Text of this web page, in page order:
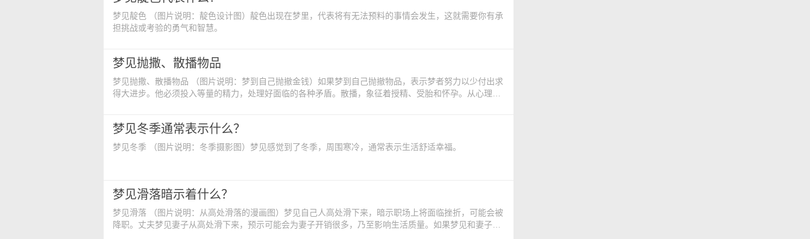
梦见靛色 （图片说明：靛色设计图）靛色出现在梦里，代表将有无法预料的事情会发生，这就需要你有承
担挑战或考验的勇气和智慧。
梦见抛撒、散播物品
梦见抛撒、散播物品 （图片说明：梦到自己抛撤金钱）如果梦到自己抛撤物品，表示梦者努力以少付出求
得大进步。他必须投入等量的精力，处理好面临的各种矛盾。散播，象征着授精、受胎和怀孕。从心理的
梦见冬季通常表示什么？
梦见冬季 （图片说明：冬季摄影图）梦见感觉到了冬季，周围寒冷，通常表示生活舒适幸福。
梦见滑落暗示着什么？
梦见滑落 （图片说明：从高处滑落的漫画图）梦见自己人高处滑下来，暗示职场上将面临挫折，可能会被
降职。丈夫梦见妻子从高处滑下来，预示可能会为妻子开销很多，乃至影响生活质量。如果梦见和妻子一